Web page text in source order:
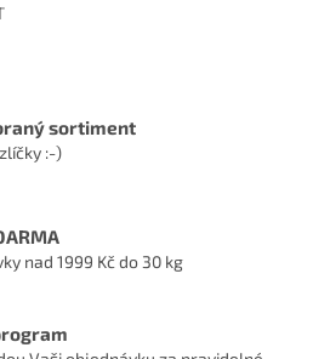
sortiment
:-)
nad 1999 Kč do 30 kg